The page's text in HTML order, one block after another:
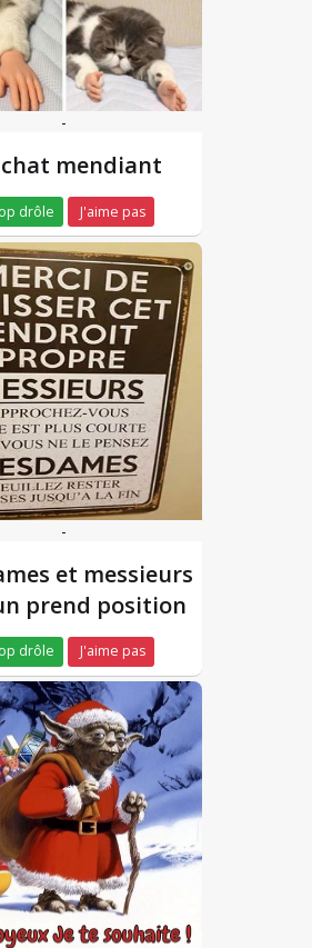
-
mendiant
drôle J'aime pas
-
et messieurs
prend position
drôle J'aime pas